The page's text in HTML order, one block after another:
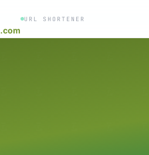
.com
URL SHORTENER